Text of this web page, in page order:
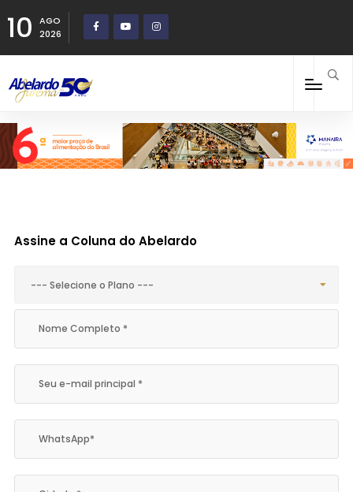
10
AGO
2026
Assine a Coluna do Abelardo
--- Selecione o Plano ---